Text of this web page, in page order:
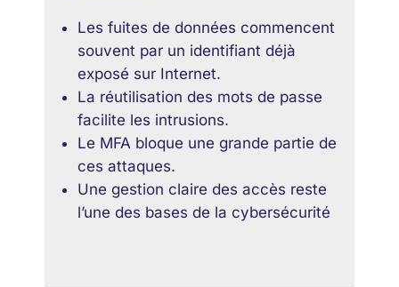
Les fuites de données commencent
souvent par un identifiant déjà
exposé sur Internet.
La réutilisation des mots de passe
facilite les intrusions.
Le MFA bloque une grande partie de
ces attaques.
Une gestion claire des accès reste
l’une des bases de la cybersécurité